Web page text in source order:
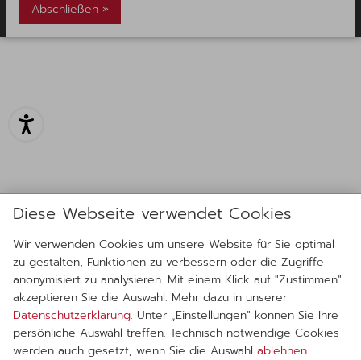
Abschließen »
Diese Webseite verwendet Cookies
Wir verwenden Cookies um unsere Website für Sie optimal
zu gestalten, Funktionen zu verbessern oder die Zugriffe
anonymisiert zu analysieren. Mit einem Klick auf "Zustimmen"
akzeptieren Sie die Auswahl. Mehr dazu in unserer
Datenschutzerklärung. Unter „Einstellungen" können Sie Ihre
persönliche Auswahl treffen. Technisch notwendige Cookies
werden auch gesetzt, wenn Sie die Auswahl ablehnen.